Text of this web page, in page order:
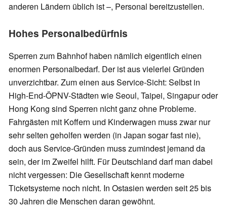
anderen Ländern üblich ist –, Personal bereitzustellen.
Hohes Personalbedürfnis
Sperren zum Bahnhof haben nämlich eigentlich einen
enormen Personalbedarf. Der ist aus vielerlei Gründen
unverzichtbar. Zum einen aus Service-Sicht: Selbst in
High-End-ÖPNV-Städten wie Seoul, Taipei, Singapur oder
Hong Kong sind Sperren nicht ganz ohne Probleme.
Fahrgästen mit Koffern und Kinderwagen muss zwar nur
sehr selten geholfen werden (in Japan sogar fast nie),
doch aus Service-Gründen muss zumindest jemand da
sein, der im Zweifel hilft. Für Deutschland darf man dabei
nicht vergessen: Die Gesellschaft kennt moderne
Ticketsysteme noch nicht. In Ostasien werden seit 25 bis
30 Jahren die Menschen daran gewöhnt.